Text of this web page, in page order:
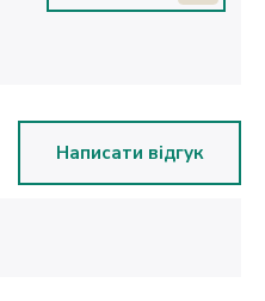
Написати відгук